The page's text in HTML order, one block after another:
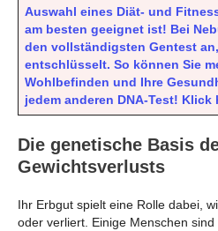
Auswahl eines Diät- und
am besten geeignet ist! Bei
den vollständigsten Gentest an,
entschlüsselt. So können Sie
Wohlbefinden und Ihre
jedem anderen DNA-Test! Klick
Die genetische Basis
Gewichtsverlusts
Ihr Erbgut spielt eine Rolle dabei,
oder verliert. Einige Menschen